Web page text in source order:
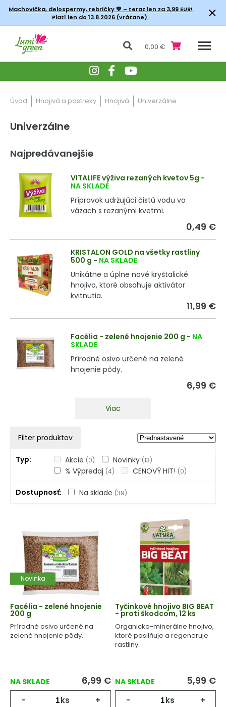
Machovička, delospermy, rebríčky💚 – teraz len za 3,99 EUR!
Platí len do 13.8.2026 (vrátane).
×
0,00 €
Úvod Hnojivá a postreky Hnojivá Univerzálne
Univerzálne
Najpredávanejšie
VITALIFE výživa rezaných kvetov 5g -
NA SKLADE
Prípravok udržujúci čistú vodu vo
vázach s rezanými kvetmi.
0,49 €
KRISTALON GOLD na všetky rastliny
500 g - NA SKLADE
Unikátne a úplne nové kryštalické
hnojivo, ktoré obsahuje aktivátor
kvitnutia.
11,99 €
Facélia - zelené hnojenie 200 g - NA
SKLADE
Prírodné osivo určené na zelené
hnojenie pôdy.
6,99 €
Viac
Filter produktov
Typ Akcie (0) Novinky (13)
% Výpredaj (4) CENOVÝ HIT! (0)
Dostupnosť Na sklade (39)
Novinka
Facélia - zelené hnojenie
200 g
Prírodné osivo určené na
zelené hnojenie pôdy.
NA SKLADE 6,99 €
- ks +
Tyčinkové hnojivo BIG BEAT
- proti škodcom, 12 ks
Organicko-minerálne hnojivo,
ktoré posilňuje a regeneruje
rastliny.
NA SKLADE 5,99 €
- ks +